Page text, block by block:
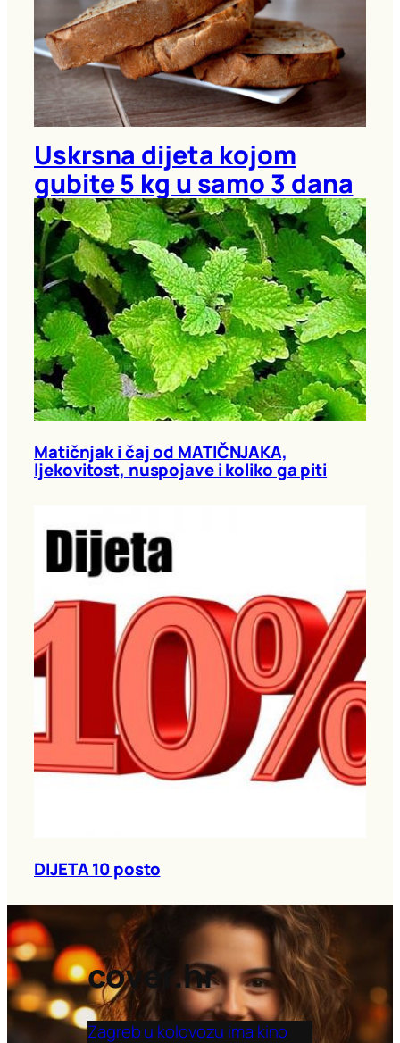
Uskrsna dijeta kojom
gubite 5 kg u samo 3 dana
Matičnjak i čaj od MATIČNJAKA,
ljekovitost, nuspojave i koliko ga piti
DIJETA 10 posto
cover.hr
Zagreb u kolovozu ima kino